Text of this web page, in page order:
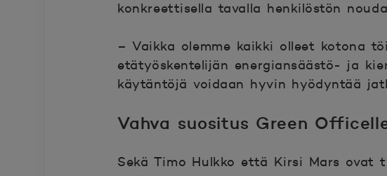
konkreettisella tavalla henkilöstön
– Vaikka olemme kaikki olleet kotona
etätyöskentelijän energiansäästö- ja
käytäntöjä voidaan hyvin hyödyntää
Vahva suositus Green
Sekä Timo Hulkko että Kirsi Mars ovat